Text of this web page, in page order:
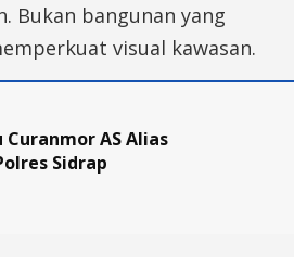
Bukan bangunan yang
visual kawasan.
AS Alias
Sidrap